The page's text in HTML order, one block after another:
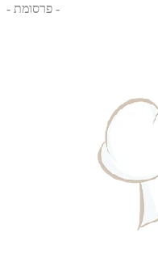
- פרסומת -